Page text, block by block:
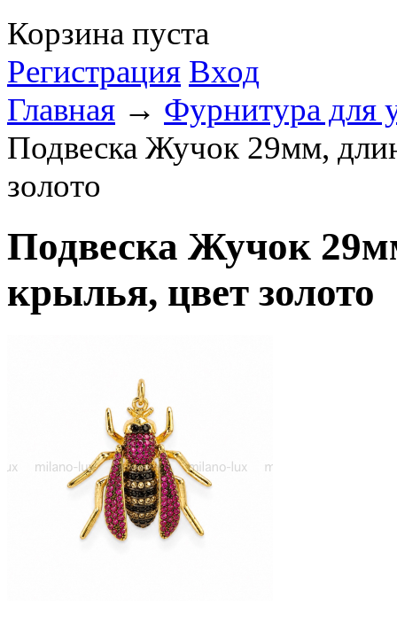
Корзина пуста
Регистрация Вход
Главная → Фурнитура для
Подвеска Жучок 29мм,
золото
Подвеска Жучок
крылья, цвет золото